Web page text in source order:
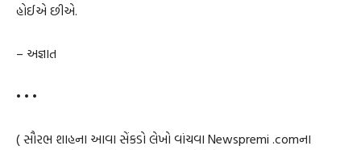
હોઈએ છીએ.
– અજ્ઞાત
• • •
( સૌરભ શાહના આવા સેંકડો લેખો વાંચવા Newspremi .comના